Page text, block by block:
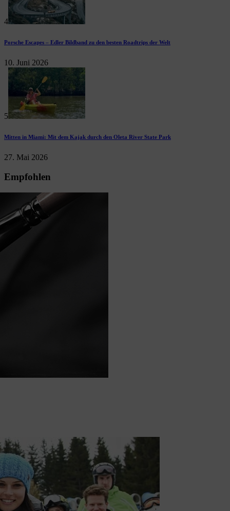
4
Porsche Escapes – Edler Bildband zu den besten Roadtrips der Welt
10. Juni 2026
5
Mitten in Miami: Mit dem Kajak durch den Oleta River State Park
27. Mai 2026
Empfohlen